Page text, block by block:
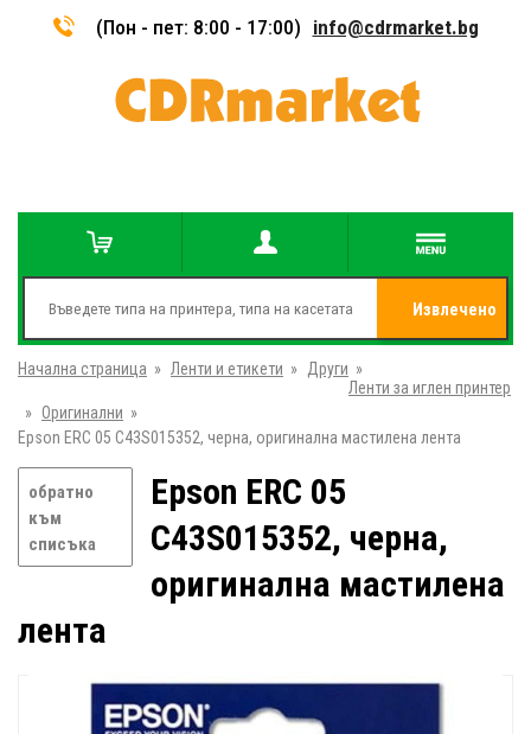
(Пон - пет: 8:00 - 17:00) info@cdrmarket.bg
Извлечено
Начална страница » Ленти и етикети » Други »
Ленти за иглен принтер
» Оригинални »
Epson ERC 05 C43S015352, черна, оригинална мастилена лента
обратно
към
списъка
Epson ERC 05
C43S015352, черна,
оригинална мастилена
лента